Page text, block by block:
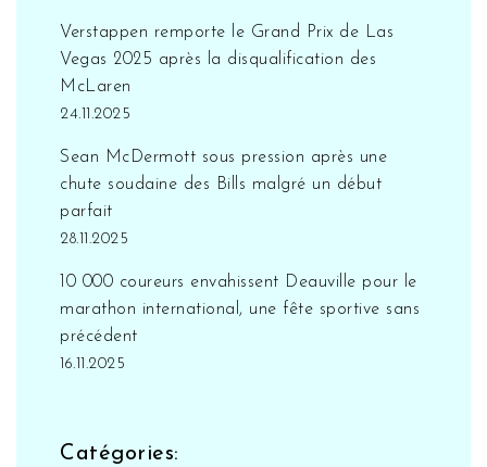
Verstappen remporte le Grand Prix de Las
Vegas 2025 après la disqualification des
McLaren
24.11.2025
Sean McDermott sous pression après une
chute soudaine des Bills malgré un début
parfait
28.11.2025
10 000 coureurs envahissent Deauville pour le
marathon international, une fête sportive sans
précédent
16.11.2025
Catégories: